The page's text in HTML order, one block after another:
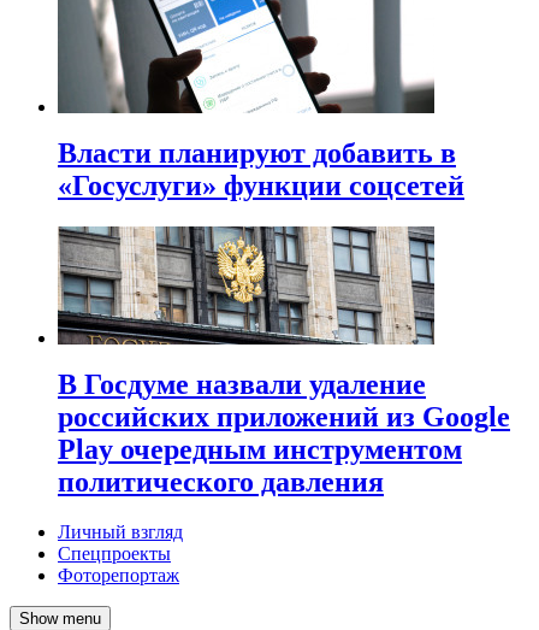
Власти планируют добавить в
«Госуслуги» функции соцсетей
В Госдуме назвали удаление
российских приложений из Google
Play очередным инструментом
политического давления
Личный взгляд
Спецпроекты
Фоторепортаж
Show menu